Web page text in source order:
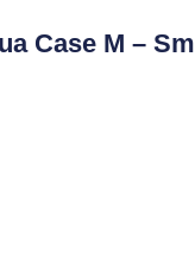
Case M – Sm